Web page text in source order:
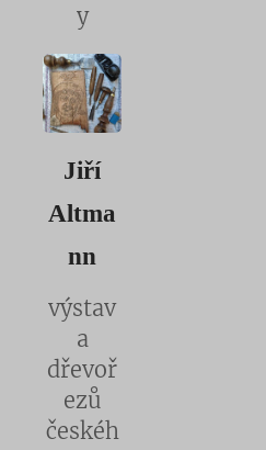
y
Jiří
Altma
nn
výstav
a
dřevoř
ezů
českéh